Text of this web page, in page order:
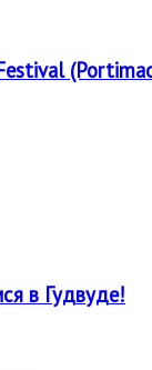
в Гудвуде!